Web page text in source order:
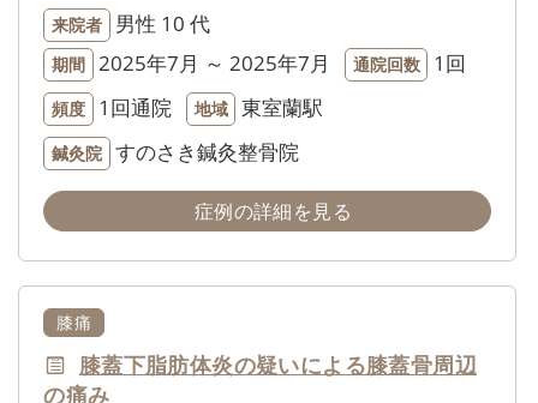
来院者 男性 10 代
期間 2025年7月 ～ 2025年7月 通院回数 1回
頻度 1回通院 地域 東室蘭駅
鍼灸院 すのさき鍼灸整骨院
症例の詳細を見る
膝痛
膝蓋下脂肪体炎の疑いによる膝蓋骨周辺
の痛み